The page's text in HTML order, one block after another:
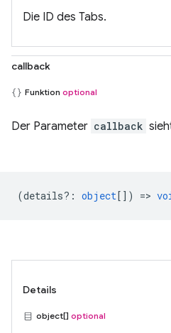
Die ID des Tabs.
callback
Funktion optional
Der Parameter callback
(details? : object[]) =>
Details
object[] optional